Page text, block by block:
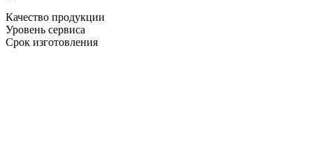
Качество продукции
Уровень сервиса
Срок изготовления